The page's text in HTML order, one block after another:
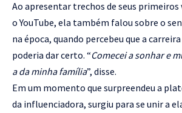
Ao apresentar trechos de seus primeiros
o YouTube, ela também falou sobre o
na época, quando percebeu que a
poderia dar certo. “Comecei a sonhar e
a da minha família”, disse.
Em um momento que surpreendeu a
da influenciadora, surgiu para se unir a